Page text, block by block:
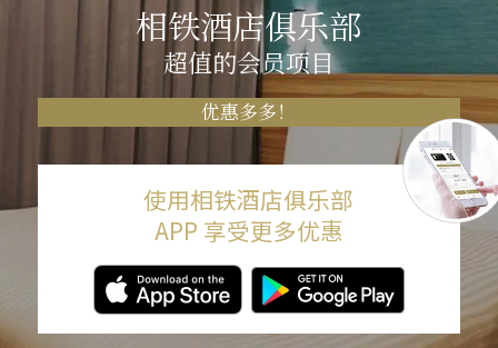
相铁酒店俱乐部
超值的会员项目
优惠多多！
使用相铁酒店俱乐部
APP 享受更多优惠